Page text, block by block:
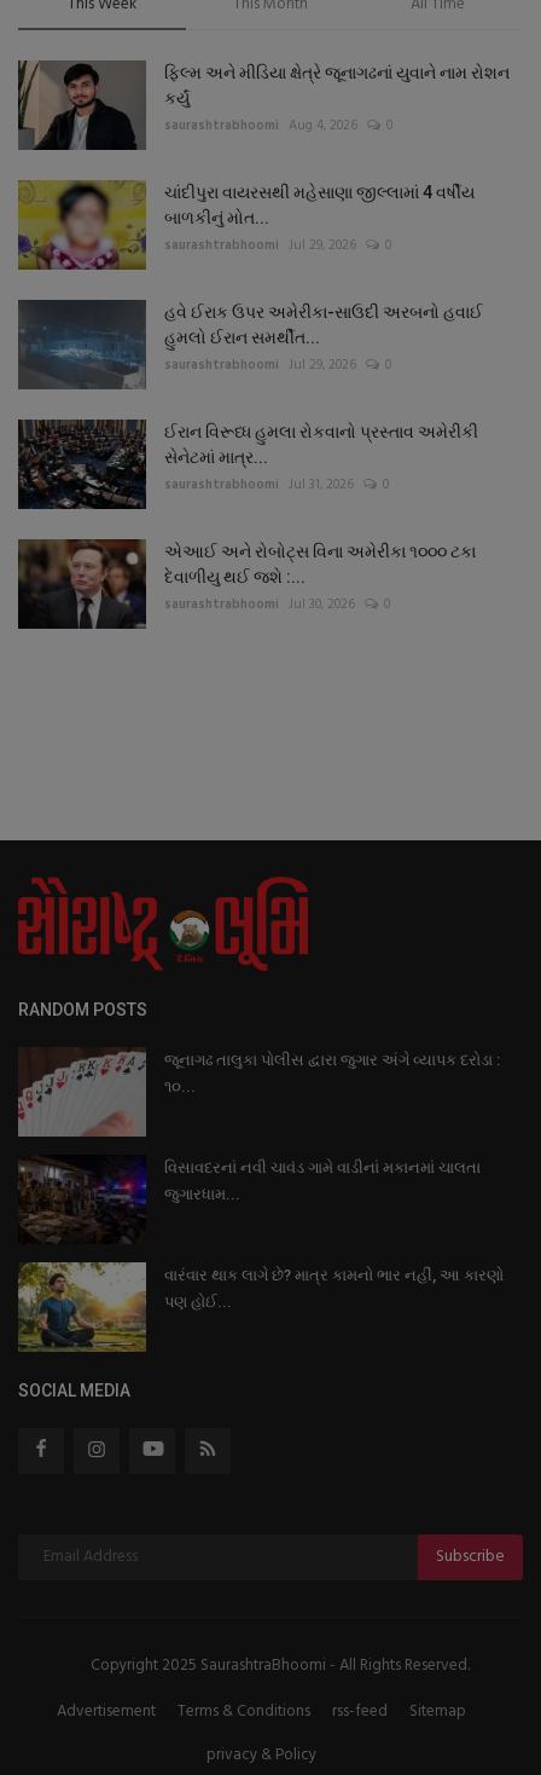
ફિલ્મ અને મીડિયા ક્ષેત્રે જૂનાગઢનાં યુવાને નામ રોશન
કર્યું
saurashtrabhoomi Aug 4, 2026 0
ચાંદીપુરા વાયરસથી મહેસાણા જીલ્લામાં 4 વર્ષીય
બાળકીનું મોત...
saurashtrabhoomi Jul 29, 2026 0
હવે ઈરાક ઉપર અમેરીકા-સાઉદી અરબનો હવાઈ
હુમલો ઈરાન સમર્થીત...
saurashtrabhoomi Jul 29, 2026 0
ઈરાન વિરૂધ્ધ હુમલા રોકવાનો પ્રસ્તાવ અમેરીકી
સેનેટમાં માત્ર...
saurashtrabhoomi Jul 31, 2026 0
એઆઈ અને રોબોટ્સ વિના અમેરીકા ૧૦૦૦ ટકા
દેવાળીયુ થઈ જશે :...
saurashtrabhoomi Jul 30, 2026 0
RANDOM POSTS
જૂનાગઢ તાલુકા પોલીસ દ્વારા જુગાર અંગે વ્યાપક દરોડા :
૧૦...
વિસાવદરનાં નવી ચાવંડ ગામે વાડીનાં મકાનમાં ચાલતા
જુગારધામ...
વારંવાર થાક લાગે છે? માત્ર કામનો ભાર નહીં, આ કારણો
પણ હોઈ...
SOCIAL MEDIA
Subscribe
Copyright 2025 SaurashtraBhoomi - All Rights Reserved.
Advertisement
Terms & Conditions rss-feed
Sitemap
privacy & Policy